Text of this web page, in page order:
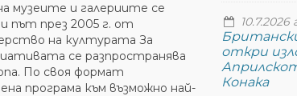
музеите и галериите се
път през 2005 г. от
на културата За
се разпространява
По своя формат
програма към възможно най-
10.7.2026
откри
Конака